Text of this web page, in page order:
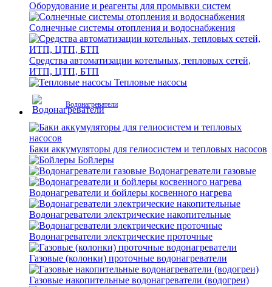
Оборудование и реагенты для промывки систем
Солнечные системы отопления и водоснабжения
Средства автоматизации котельных, тепловых сетей,
ИТП, ЦТП, БТП
Тепловые насосы
Водонагреватели
Баки аккумуляторы для гелиосистем и тепловых насосов
Бойлеры
Водонагреватели газовые
Водонагреватели и бойлеры косвенного нагрева
Водонагреватели электрические накопительные
Водонагреватели электрические проточные
Газовые (колонки) проточные водонагреватели
Газовые накопительные водонагреватели (водогреи)